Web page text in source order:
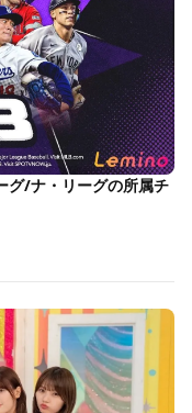
グ/ナ・リーグの所属チ